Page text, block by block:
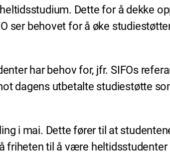
Dette for å dekke
ser behovet for å øke
har behov for, jfr. SIFOs
dagens utbetalte studiestøtte
i mai. Dette fører til at
friheten til å være